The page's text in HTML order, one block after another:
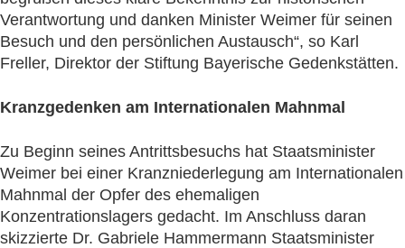
Verantwortung und danken Minister Weimer für seinen
Besuch und den persönlichen Austausch“, so Karl
Freller, Direktor der Stiftung Bayerische Gedenkstätten.
Kranzgedenken am Internationalen Mahnmal
Zu Beginn seines Antrittsbesuchs hat Staatsminister
Weimer bei einer Kranzniederlegung am Internationalen
Mahnmal der Opfer des ehemaligen
Konzentrationslagers gedacht. Im Anschluss daran
skizzierte Dr. Gabriele Hammermann Staatsminister